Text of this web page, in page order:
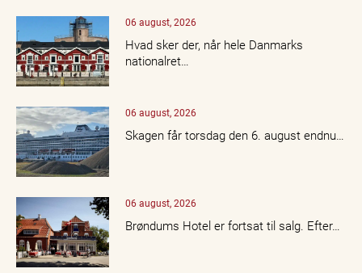
06 august, 2026
Hvad sker der, når hele Danmarks
nationalret…
06 august, 2026
Skagen får torsdag den 6. august endnu…
06 august, 2026
Brøndums Hotel er fortsat til salg. Efter…